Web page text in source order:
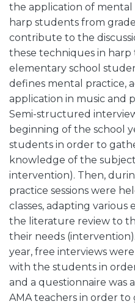
the application of
harp students from
contribute to the
these techniques in harp
elementary school
defines mental practice,
application in music and
Semi-structured
beginning of the school
students in order to
knowledge of the
intervention). Then,
practice sessions were
classes, adapting various
the literature review to
their needs
year, free interviews
with the students in
and a questionnaire was
AMA teachers in order